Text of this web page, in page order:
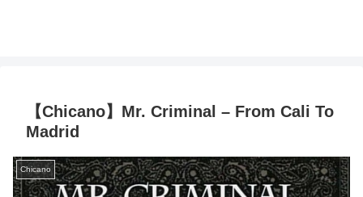
【Chicano】Mr. Criminal – From Cali To
Madrid
Chicano